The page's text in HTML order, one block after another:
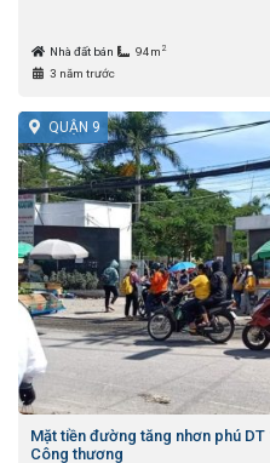
Nhà đất bán 94m 2
3 năm trước
QUẬN 9
Mặt tiền đường tăng nhơn phú
Công thương